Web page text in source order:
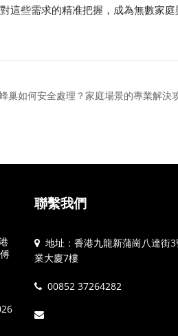
這些需求的精准把握，成為無數家庭
巢如何安全處理？家庭場景的專業解決
聯繫我們
地址：香港九龍新蒲崗八達街
業大廈7樓
00852 37264282